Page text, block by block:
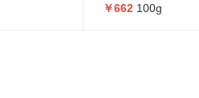
￥662 100g